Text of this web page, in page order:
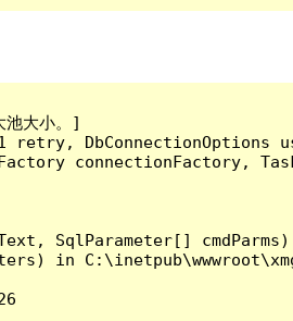
大小。]
connectionFactory,
SqlParameter[]
in